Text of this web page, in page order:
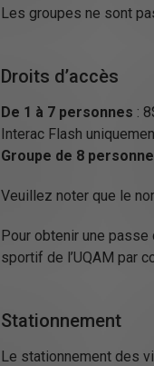
Les groupes ne sont
Droits d’accès
De 1 à 7 personnes :
Interac Flash
Groupe de 8
Veuillez noter que le
Pour obtenir une passe
sportif de l’UQAM par
Stationnement
Le stationnement des